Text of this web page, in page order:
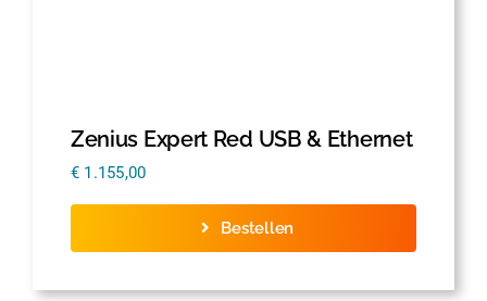
Zenius Expert Red USB & Ethernet
€ 1.155,00
Bestellen